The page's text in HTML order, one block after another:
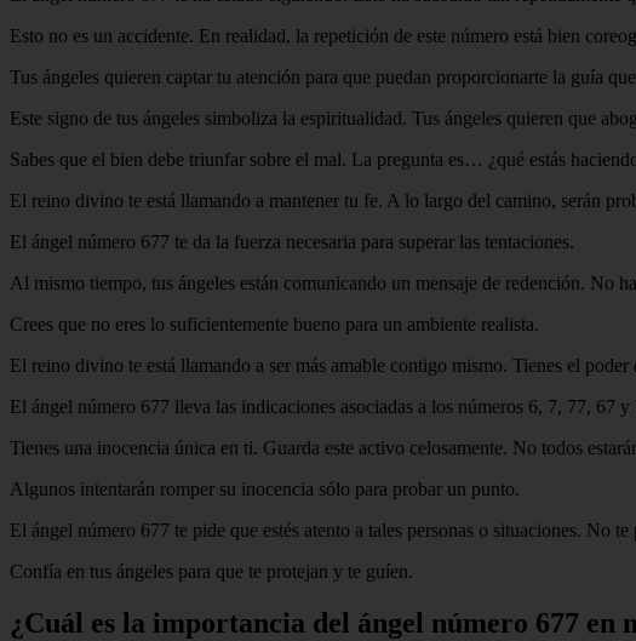
Esto no es un accidente. En realidad, la repetición de este número está bien
Tus ángeles quieren captar tu atención para que puedan proporcionarte la guía
Este signo de tus ángeles simboliza la espiritualidad. Tus ángeles quieren que
Sabes que el bien debe triunfar sobre el mal. La pregunta es… ¿qué estás
El reino divino te está llamando a mantener tu fe. A lo largo del camino, serán
El ángel número 677 te da la fuerza necesaria para superar las tentaciones.
Al mismo tiempo, tus ángeles están comunicando un mensaje de redención. No
Crees que no eres lo suficientemente bueno para un ambiente realista.
El reino divino te está llamando a ser más amable contigo mismo. Tienes el
El ángel número 677 lleva las indicaciones asociadas a los números 6, 7, 77, 67 y
Tienes una inocencia única en ti. Guarda este activo celosamente. No todos
Algunos intentarán romper su inocencia sólo para probar un punto.
El ángel número 677 te pide que estés atento a tales personas o situaciones. No
Confía en tus ángeles para que te protejan y te guíen.
¿Cuál es la importancia del ángel número 677 en